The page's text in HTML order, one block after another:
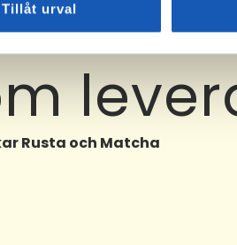
Tillåt urval
Rusta och Matcha